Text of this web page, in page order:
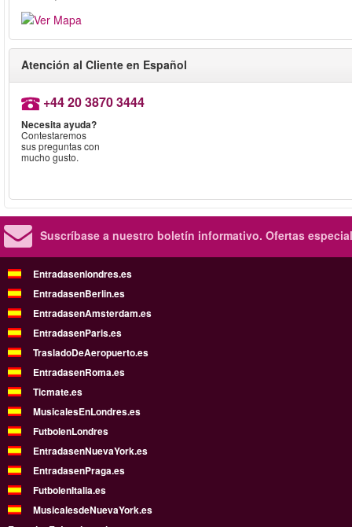
Atención al Cliente en Español
+44 20 3870 3444
Necesita ayuda?
Contestaremos
sus preguntas con
mucho gusto.
Suscríbase a nuestro boletín informativo. Ofertas
Entradasenlondres.es
EntradasenBerlin.es
EntradasenAmsterdam.es
EntradasenParis.es
TrasladoDeAeropuerto.es
EntradasenRoma.es
Ticmate.es
MusicalesEnLondres.es
FutbolenLondres
EntradasenNuevaYork.es
EntradasenPraga.es
FutbolenItalia.es
MusicalesdeNuevaYork.es